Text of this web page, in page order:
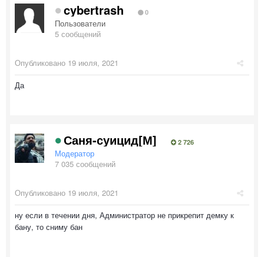
cybertrash 0
Пользователи
5 сообщений
Опубликовано 19 июля, 2021
Да
Саня-суицид[М] 2 726
Модератор
7 035 сообщений
Опубликовано 19 июля, 2021
ну если в течении дня, Администратор не прикрепит демку к
бану, то сниму бан